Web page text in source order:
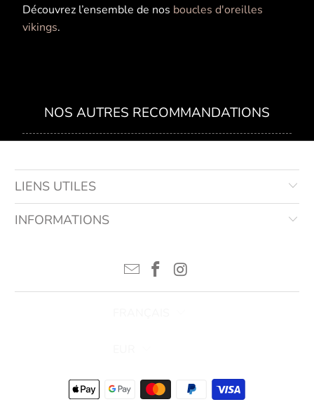
Découvrez l’ensemble de nos boucles d'oreilles
vikings.
NOS AUTRES RECOMMANDATIONS
LIENS UTILES
INFORMATIONS